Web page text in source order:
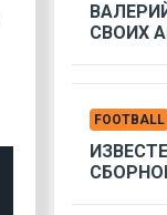
СВОИХ
FOOTBALL